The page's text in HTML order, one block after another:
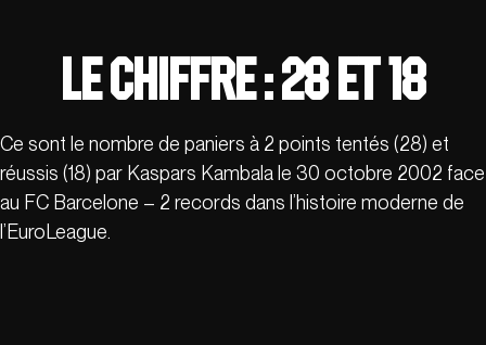
Le Chiffre :28 et 18
Ce sont le nombre de paniers à 2 points tentés (28) et
réussis (18) par Kaspars Kambala le 30 octobre 2002 face
au FC Barcelone – 2 records dans l’histoire moderne de
l’EuroLeague.